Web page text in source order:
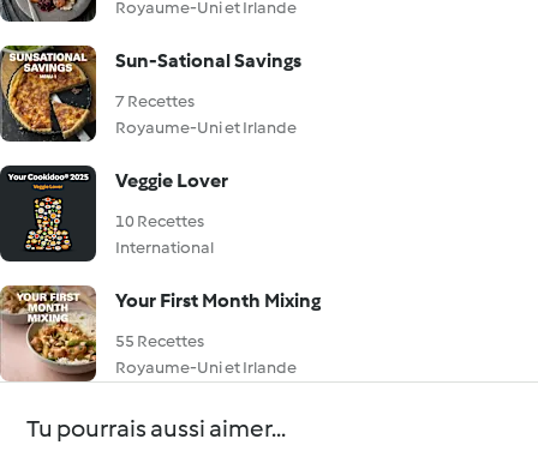
Royaume-Uni et Irlande
Sun-Sational Savings
7 Recettes
Royaume-Uni et Irlande
Veggie Lover
10 Recettes
International
Your First Month Mixing
55 Recettes
Royaume-Uni et Irlande
Tu pourrais aussi aimer...